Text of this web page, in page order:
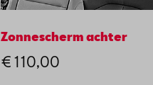
Zonnescherm achter
€ 110,00